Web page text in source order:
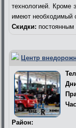
технологией. Кроме
имеют необходимый
Скидки: постоянным
Центр
Район: